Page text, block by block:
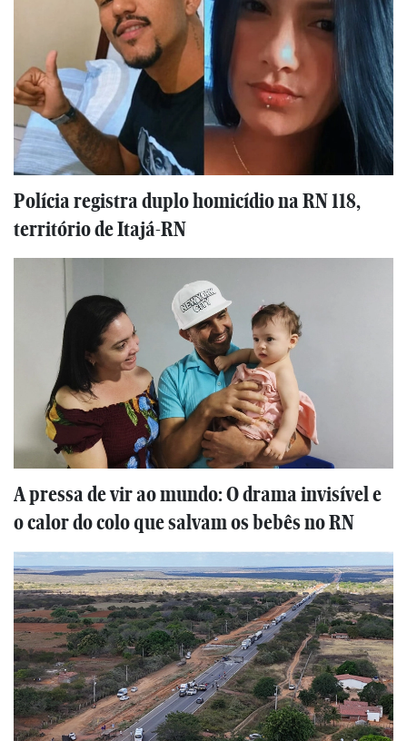
Polícia registra duplo homicídio na RN 118,
território de Itajá-RN
A pressa de vir ao mundo: O drama invisível e
o calor do colo que salvam os bebês no RN